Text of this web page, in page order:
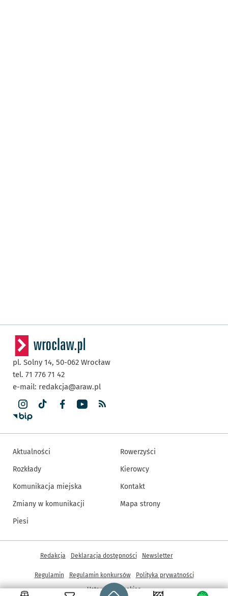
Strona główna - wroclaw.pl
pl. Solny 14, 50-062 Wrocław
tel. 71 776 71 42
e-mail: redakcja@araw.pl
Aktualności
Rozkłady
Komunikacja miejska
Zmiany w komunikacji
Piesi
Rowerzyści
Kierowcy
Kontakt
Mapa strony
Inne informacje
Redakcja Deklaracja dostępności Newsletter
Regulamin Regulamin konkursów
Polityka prywatności
Ustawienia cookies